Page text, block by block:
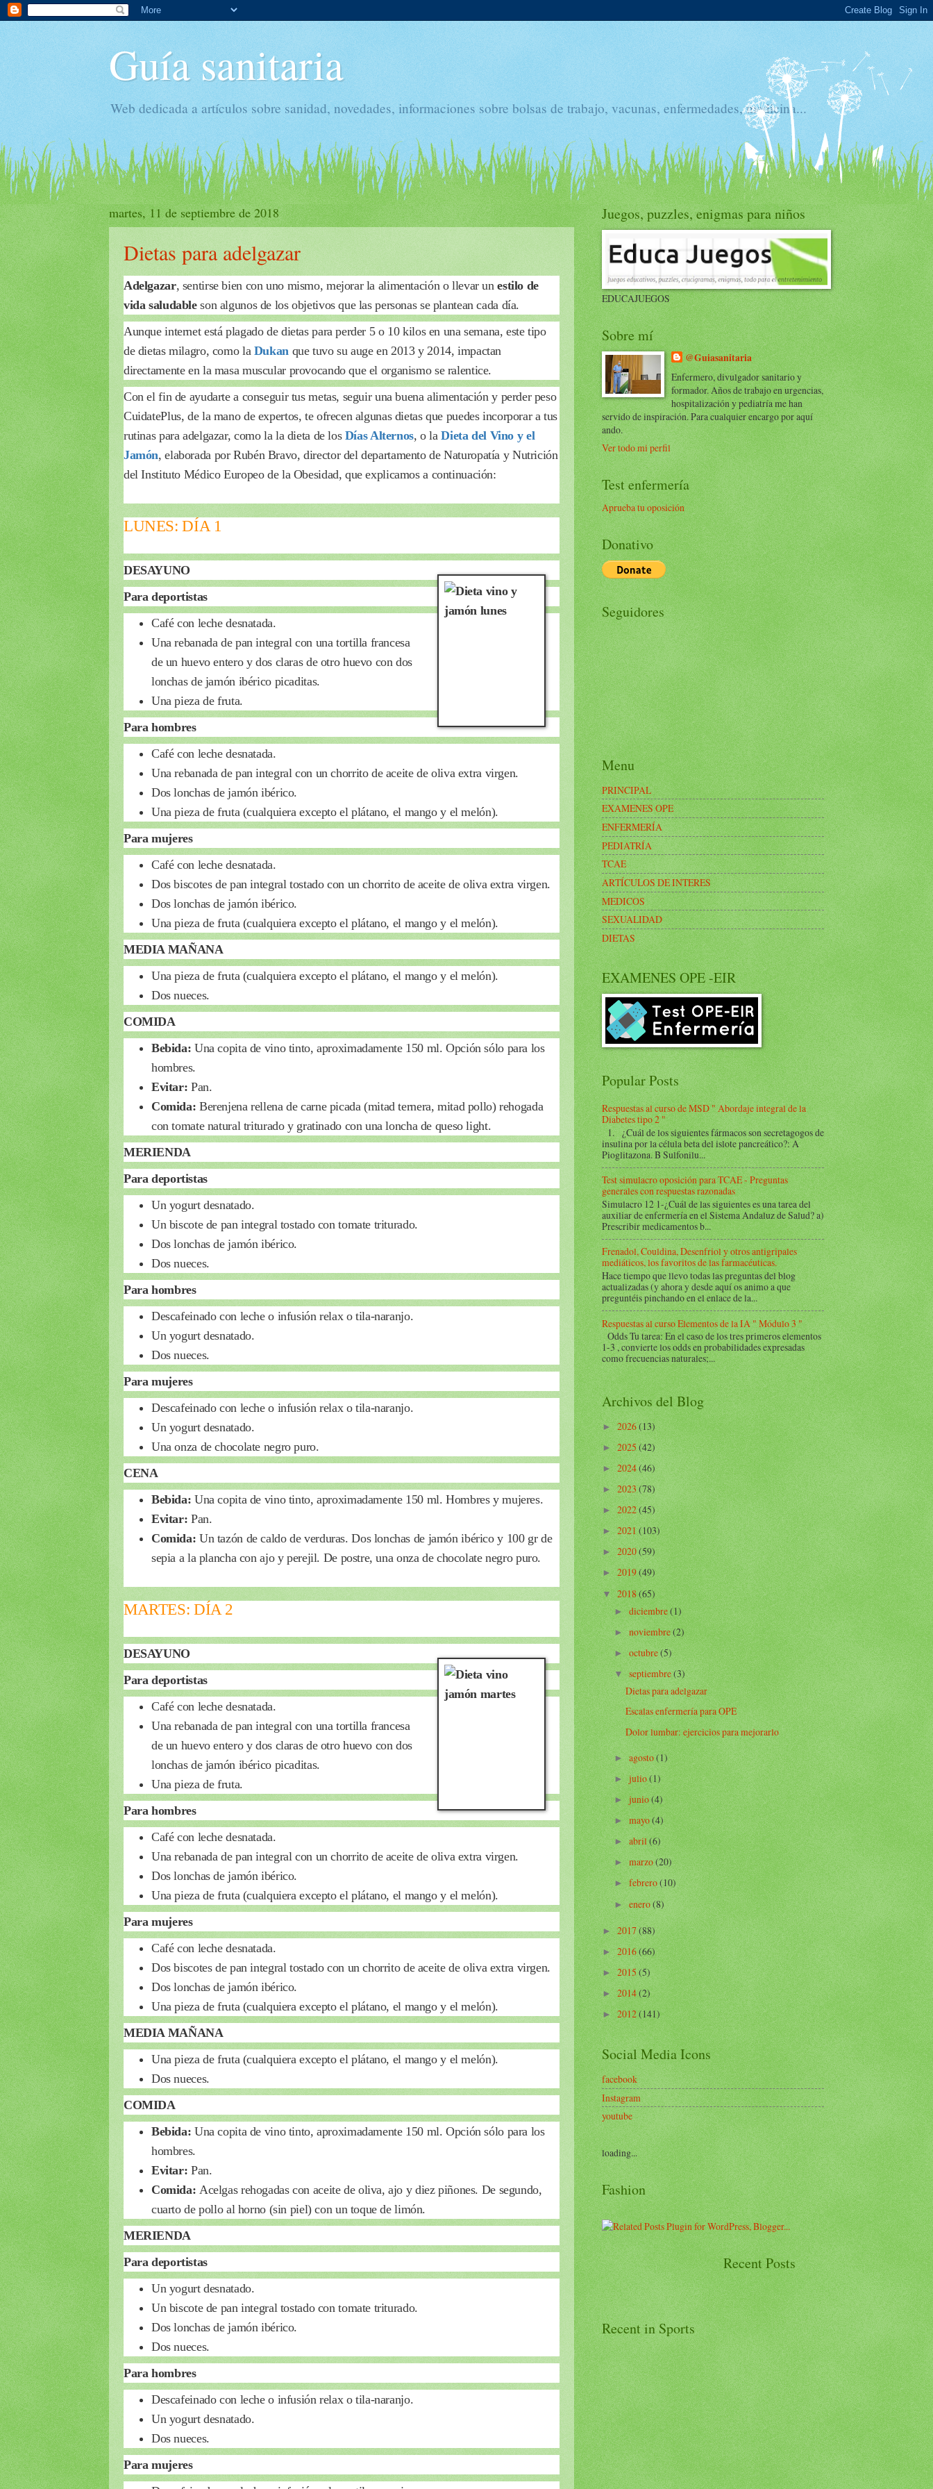
Guía sanitaria
Web dedicada a artículos sobre sanidad, novedades, informaciones sobre bolsas de trabajo, vacunas, enfermedades, medicina...
martes, 11 de septiembre de 2018
Dietas para adelgazar
Adelgazar, sentirse bien con uno mismo, mejorar la alimentación o llevar unestilo de
vida saludableson algunos de los objetivos que las personas se plantean cada día.
Aunque internet está plagado de dietas para perder 5 o 10 kilos en una semana, este tipo
de dietas milagro, como la Dukan que tuvo su auge en 2013 y 2014, impactan
directamente en la masa muscular provocando que el organismo se ralentice.
Con el fin de ayudarte a conseguir tus metas, seguir una buena alimentación y perder peso
CuidatePlus, de la mano de expertos, te ofrecen algunas dietas que puedes incorporar a tus
rutinas para adelgazar, como la la dieta de los Días Alternos, o laDieta del Vino y el
Jamón, elaborada por Rubén Bravo, director del departamento de Naturopatía y Nutrición
del Instituto Médico Europeo de la Obesidad, que explicamos a continuación:
LUNES: DÍA 1
DESAYUNO
Para deportistas
Café con leche desnatada.
Una rebanada de pan integral con una tortilla francesa
de un huevo entero y dos claras de otro huevo con dos
lonchas de jamón ibérico picaditas.
Una pieza de fruta.
Para hombres
Café con leche desnatada.
Una rebanada de pan integral con un chorrito de aceite de oliva extra virgen.
Dos lonchas de jamón ibérico.
Una pieza de fruta (cualquiera excepto el plátano, el mango y el melón).
Para mujeres
Café con leche desnatada.
Dos biscotes de pan integral tostado con un chorrito de aceite de oliva extra virgen.
Dos lonchas de jamón ibérico.
Una pieza de fruta (cualquiera excepto el plátano, el mango y el melón).
MEDIA MAÑANA
Una pieza de fruta (cualquiera excepto el plátano, el mango y el melón).
Dos nueces.
COMIDA
Bebida: Una copita de vino tinto, aproximadamente 150 ml. Opción sólo para los
hombres.
Evitar: Pan.
Comida: Berenjena rellena de carne picada (mitad ternera, mitad pollo) rehogada
con tomate natural triturado y gratinado con una loncha de queso light.
MERIENDA
Para deportistas
Un yogurt desnatado.
Un biscote de pan integral tostado con tomate triturado.
Dos lonchas de jamón ibérico.
Dos nueces.
Para hombres
Descafeinado con leche o infusión relax o tila-naranjo.
Un yogurt desnatado.
Dos nueces.
Para mujeres
Descafeinado con leche o infusión relax o tila-naranjo.
Un yogurt desnatado.
Una onza de chocolate negro puro.
CENA
Bebida: Una copita de vino tinto, aproximadamente 150 ml. Hombres y mujeres.
Evitar: Pan.
Comida: Un tazón de caldo de verduras. Dos lonchas de jamón ibérico y 100 gr de
sepia a la plancha con ajo y perejil. De postre, una onza de chocolate negro puro.
MARTES: DÍA 2
DESAYUNO
Para deportistas
Café con leche desnatada.
Una rebanada de pan integral con una tortilla francesa
de un huevo entero y dos claras de otro huevo con dos
lonchas de jamón ibérico picaditas.
Una pieza de fruta.
Para hombres
Café con leche desnatada.
Una rebanada de pan integral con un chorrito de aceite de oliva extra virgen.
Dos lonchas de jamón ibérico.
Una pieza de fruta (cualquiera excepto el plátano, el mango y el melón).
Para mujeres
Café con leche desnatada.
Dos biscotes de pan integral tostado con un chorrito de aceite de oliva extra virgen.
Dos lonchas de jamón ibérico.
Una pieza de fruta (cualquiera excepto el plátano, el mango y el melón).
MEDIA MAÑANA
Una pieza de fruta (cualquiera excepto el plátano, el mango y el melón).
Dos nueces.
COMIDA
Bebida: Una copita de vino tinto, aproximadamente 150 ml. Opción sólo para los
hombres.
Evitar: Pan.
Comida: Acelgas rehogadas con aceite de oliva, ajo y diez piñones. De segundo,
cuarto de pollo al horno (sin piel) con un toque de limón.
MERIENDA
Para deportistas
Un yogurt desnatado.
Un biscote de pan integral tostado con tomate triturado.
Dos lonchas de jamón ibérico.
Dos nueces.
Para hombres
Descafeinado con leche o infusión relax o tila-naranjo.
Un yogurt desnatado.
Dos nueces.
Para mujeres
Juegos, puzzles, enigmas para niños
EDUCAJUEGOS
Sobre mí
@Guiasanitaria
Enfermero, divulgador sanitario y
formador. Años de trabajo en urgencias,
hospitalización y pediatría me han
servido de inspiración. Para cualquier encargo por aquí
ando.
Ver todo mi perfil
Test enfermería
Aprueba tu oposición
Donativo
Seguidores
Menu
PRINCIPAL
EXAMENES OPE
ENFERMERÍA
PEDIATRÍA
TCAE
ARTÍCULOS DE INTERES
MEDICOS
SEXUALIDAD
DIETAS
EXAMENES OPE -EIR
Popular Posts
Respuestas al curso de MSD " Abordaje integral de la
Diabetes tipo 2 "
1. ¿Cuál de los siguientes fármacos son secretagogos de
insulina por la célula beta del islote pancreático?: A
Pioglitazona. B Sulfonilu...
Test simulacro oposición para TCAE - Preguntas
generales con respuestas razonadas
Simulacro 12 1-¿Cuál de las siguientes es una tarea del
auxiliar de enfermería en el Sistema Andaluz de Salud? a)
Prescribir medicamentos b...
Frenadol, Couldina, Desenfriol y otros antigripales
mediáticos, los favoritos de las farmacéuticas.
Hace tiempo que llevo todas las preguntas del blog
actualizadas (y ahora y desde aquí os animo a que
preguntéis pinchando en el enlace de la...
Respuestas al curso Elementos de la IA " Módulo 3 "
Odds Tu tarea: En el caso de los tres primeros elementos
1-3 , convierte los odds en probabilidades expresadas
como frecuencias naturales;...
Archivos del Blog
►2026(13)
►2025(42)
►2024(46)
►2023(78)
►2022(45)
►2021(103)
►2020(59)
►2019(49)
▼2018(65)
►diciembre(1)
►noviembre(2)
►octubre(5)
▼septiembre(3)
Dietas para adelgazar
Escalas enfermería para OPE
Dolor lumbar: ejercicios para mejorarlo
►agosto(1)
►julio(1)
► junio(4)
►mayo(4)
►abril(6)
►marzo(20)
►febrero(10)
►enero(8)
► 2017(88)
►2016(66)
►2015(5)
►2014(2)
►2012(141)
Social Media Icons
facebook
Instagram
youtube
loading...
Fashion
Recent in Sports
Recent Posts